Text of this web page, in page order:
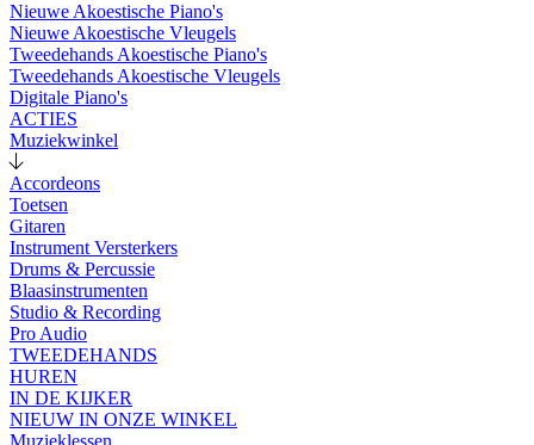
Nieuwe Akoestische Piano's
Nieuwe Akoestische Vleugels
Tweedehands Akoestische Piano's
Tweedehands Akoestische Vleugels
Digitale Piano's
ACTIES
Muziekwinkel
Accordeons
Toetsen
Gitaren
Instrument Versterkers
Drums & Percussie
Blaasinstrumenten
Studio & Recording
Pro Audio
TWEEDEHANDS
HUREN
IN DE KIJKER
NIEUW IN ONZE WINKEL
Muzieklessen